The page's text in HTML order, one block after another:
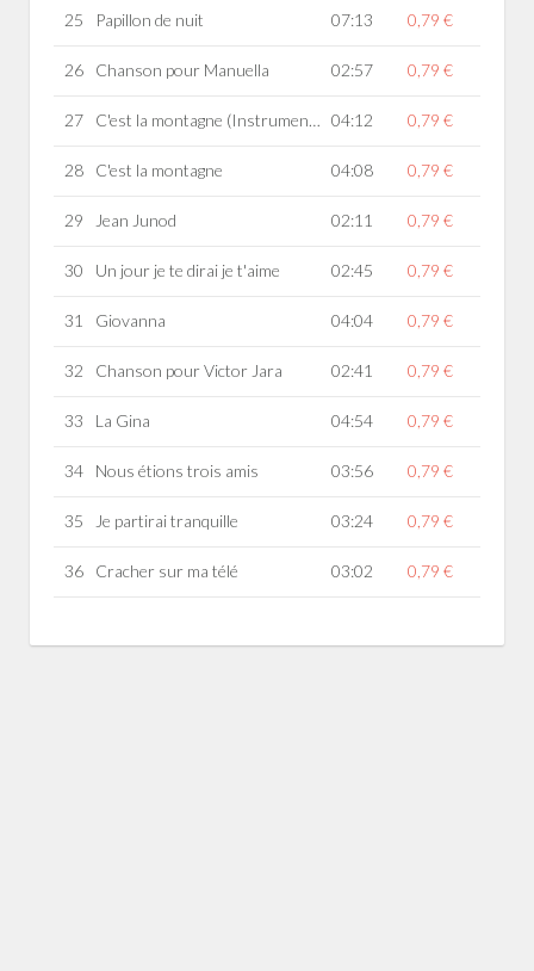
25 Papillon de nuit 07:13 0,79 €
26 Chanson pour Manuella 02:57 0,79 €
27 C'est la montagne (Instrumental) 04:12 0,79 €
28 C'est la montagne 04:08 0,79 €
29 Jean Junod 02:11 0,79 €
30 Un jour je te dirai je t'aime 02:45 0,79 €
31 Giovanna 04:04 0,79 €
32 Chanson pour Victor Jara 02:41 0,79 €
33 La Gina 04:54 0,79 €
34 Nous étions trois amis 03:56 0,79 €
35 Je partirai tranquille 03:24 0,79 €
36 Cracher sur ma télé 03:02 0,79 €